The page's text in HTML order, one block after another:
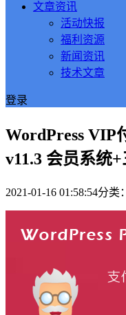
文章资讯
活动快报
福利资源
新闻资讯
技术文章
登录
WordPress VIP
v11.3 会员系统
2021-01-16 01:58:54分类：